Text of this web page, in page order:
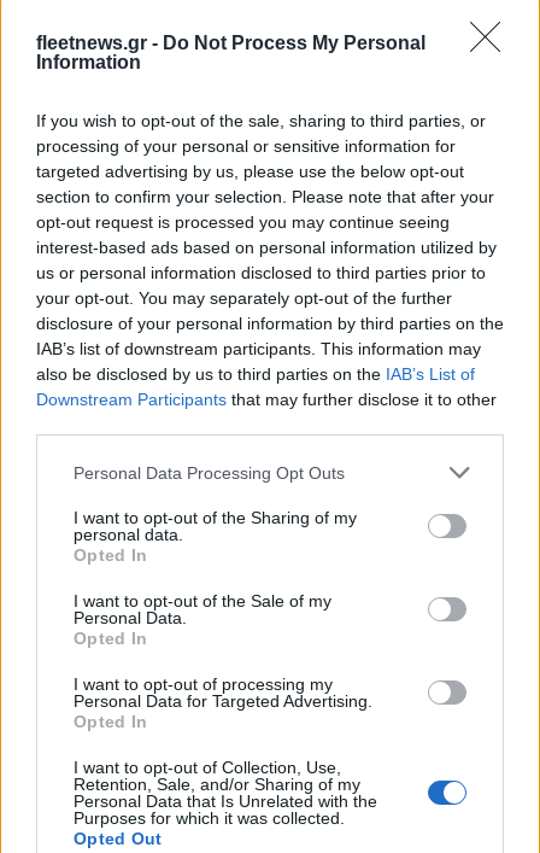
fleetnews.gr - Do Not Process My Personal
Information
If you wish to opt-out of the sale, sharing to third parties, or
processing of your personal or sensitive information for
targeted advertising by us, please use the below opt-out
section to confirm your selection. Please note that after your
opt-out request is processed you may continue seeing
interest-based ads based on personal information utilized by
us or personal information disclosed to third parties prior to
your opt-out. You may separately opt-out of the further
disclosure of your personal information by third parties on the
IAB’s list of downstream participants. This information may
also be disclosed by us to third parties on the IAB’s List of
Downstream Participants that may further disclose it to other
Please note that this website/app uses one or more Google
not limited to your visit or usage behaviour. You may click to
grant or deny consent to Google and its third-party tags to
use your data for below specified purposes in below Google
consent section.
Personal Data Processing Opt Outs
I want to opt-out of the Sharing of my
personal data.
Opted In
I want to opt-out of the Sale of my
Personal Data.
Opted In
I want to opt-out of processing my
Personal Data for Targeted Advertising.
Opted In
I want to opt-out of Collection, Use,
Retention, Sale, and/or Sharing of my
Personal Data that Is Unrelated with the
Purposes for which it was collected.
Opted Out
Ελληνική Αναπτυξιακή Τράπεζα: Με «προίκα» 2 δισ. ευρώ
ανοίγει δρόμο για δάνεια έως 5 δισ. σε μικρομεσαίες
Β.Σ. Καρούλιας: Τζίρος 98,7
εκατ. ευρώ και αύξηση
στοιχήματα σε low & non
Deloitte Ελλάδος:
Χρηματοοικονομικός
είσοδο στην πολωνική
Η Chery επενδύει 75 εκατ. δολάρια στην KG Mobility
Το FIAT 500 Hybrid τώρα
από 18.990 ευρώ